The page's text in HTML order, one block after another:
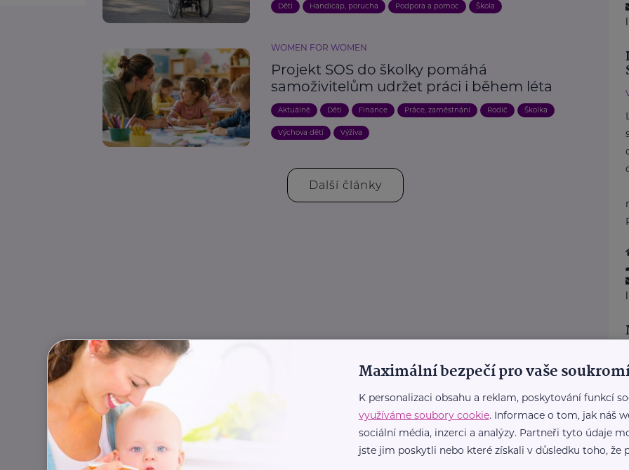
Děti Handicap, porucha Podpora a pomoc Škola
WOMEN FOR WOMEN
Projekt SOS do školky pomáhá
samoživitelům udržet práci i během léta
Aktuálně Děti Finance Práce, zaměstnání Rodič Školka
Výchova dětí Výživa
Další články
Maximální bezpečí pro vaše
K personalizaci obsahu a reklam, poskytování funkcí
využíváme soubory cookie. Informace o tom, jak náš
sociální média, inzerci a analýzy. Partneři tyto údaje
jste jim poskytli nebo které získali v důsledku toho, že